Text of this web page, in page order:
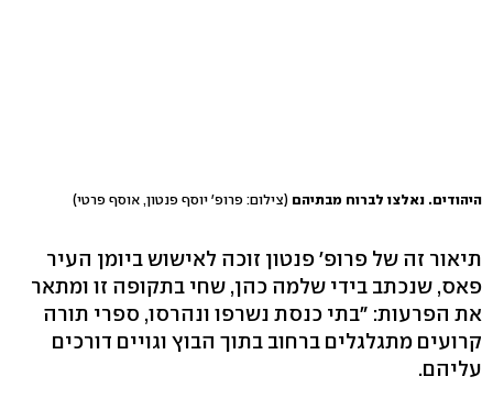
היהודים. נאלצו לברוח מבתיהם (צילום: פרופ' יוסף פנטון, אוסף פרטי)
תיאור זה של פרופ' פנטון זוכה לאישוש ביומן העיר
פאס, שנכתב בידי שלמה כהן, שחי בתקופה זו ומתאר
את הפרעות: "בתי כנסת נשרפו ונהרסו, ספרי תורה
קרועים מתגלגלים ברחוב בתוך הבוץ וגויים דורכים
עליהם.